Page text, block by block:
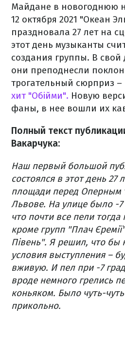
Майдане в новогоднюю
12 октября 2021 "Океан
праздновала 27 лет на
этот день музыканты
создания группы. В
они преподнесли
трогательный сюрприз –
хит "Обійми". Новую
фаны, в нее вошли их
Полный текст
Вакарчука:
Наш первый большой
состоялся в этот день 27
площади перед Оперным
Львове. На улице было -
что почти все пели
кроме групп "Плач
Півень". Я решил, что бы
условия выступления –
вживую. И пел при -7
вроде немного грелись
коньяком. Было чуть-
прикольно.